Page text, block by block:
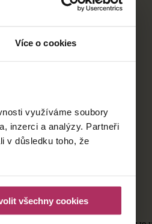
Více o cookies
využíváme soubory
inzerci a analýzy. Partneři
v důsledku toho, že
všechny cookies
медосмотра.